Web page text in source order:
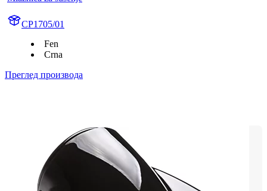
CP1705/01
Fen
Crna
Преглед производа